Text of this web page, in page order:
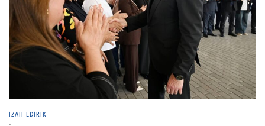
İZAH EDIRIK